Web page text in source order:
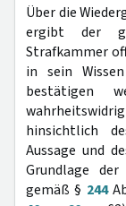
Über die
ergibt der
Strafkammer
in sein
bestätigen
hinsichtlich
Aussage und
Grundlage
gemäß § 244